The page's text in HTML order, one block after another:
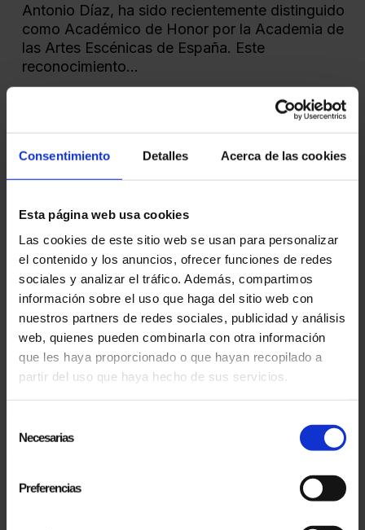
Consentimiento Detalles Acerca de las cookies
Esta página web usa cookies
Las cookies de este sitio web se usan para personalizar
el contenido y los anuncios, ofrecer funciones de redes
sociales y analizar el tráfico. Además, compartimos
información sobre el uso que haga del sitio web con
nuestros partners de redes sociales, publicidad y análisis
web, quienes pueden combinarla con otra información
que les haya proporcionado o que hayan recopilado a
partir del uso que haya hecho de sus servicios.
Necesarias
Preferencias
Antonio Díaz, ha sido recientemente distinguido
como Académico de Honor por la Academia de
las Artes Escénicas de España. Este
reconocimiento...
06.10.2024
PRESENTACIÓN DEL DOCUMENTAL "EL MAGO POP LANDS IN USA" EN EL FESTIVAL
INTERNACIONAL DE CINE FANTÁSTICO DE SITGES
El documental 'El Mago Pop Lands in USA' se
presentó oficialmente en el prestigioso Festival
Internacional de Cine Fantástico de Sitges, en
su 57ª...